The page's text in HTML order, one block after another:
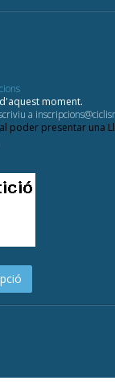
moment.
a
poder presentar una